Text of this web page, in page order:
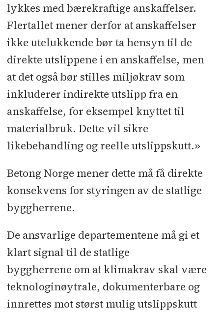
lykkes med bærekraftige anskaffelser.
Flertallet mener derfor at anskaffelser
ikke utelukkende bør ta hensyn til de
direkte utslippene i en anskaffelse, men
at det også bør stilles miljøkrav som
inkluderer indirekte utslipp fra en
anskaffelse, for eksempel knyttet til
materialbruk. Dette vil sikre
likebehandling og reelle utslippskutt.»
Betong Norge mener dette må få direkte
konsekvens for styringen av de statlige
byggherrene.
De ansvarlige departementene må gi et
klart signal til de statlige
byggherrene om at klimakrav skal være
teknologinøytrale, dokumenterbare og
innrettes mot størst mulig utslippskutt